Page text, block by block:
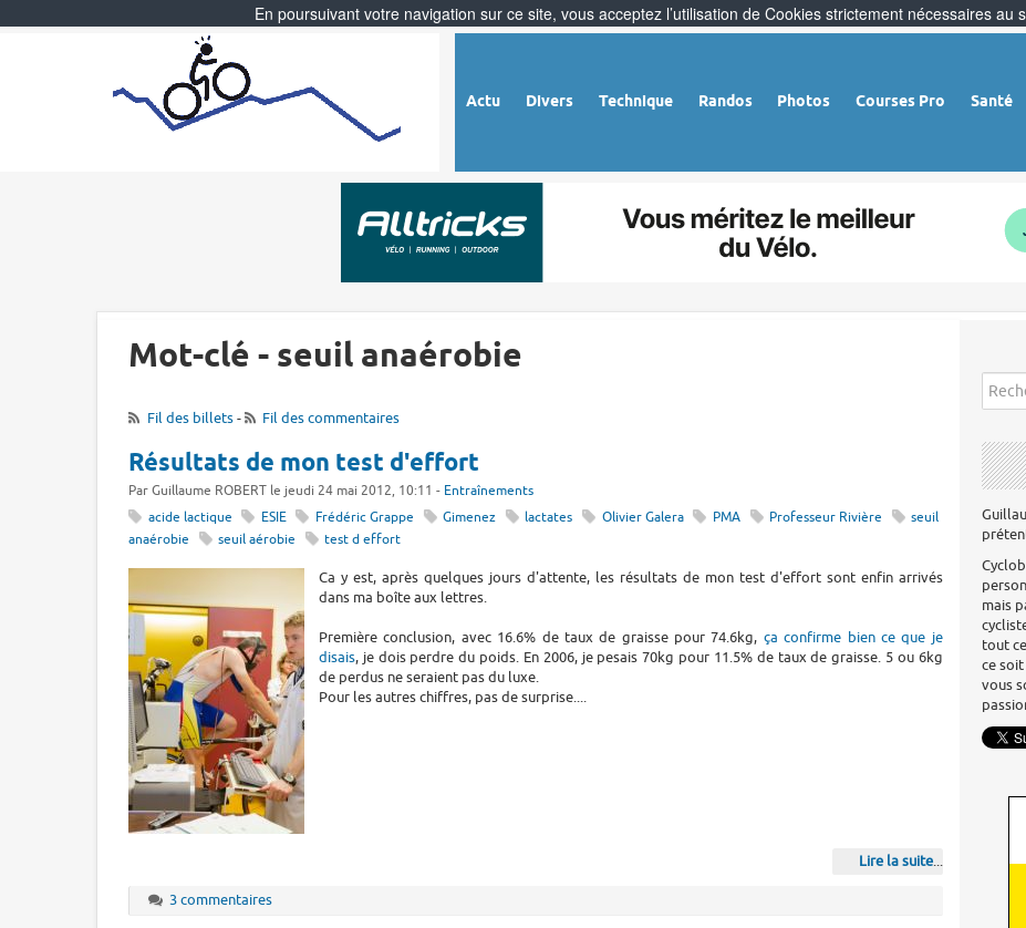
Actu Divers Technique Randos Photos Courses Pro Santé
Mot-clé - seuil anaérobie
Fil des billets- Fil des commentaires
Résultats de mon test d'effort
Par Guillaume ROBERT le jeudi 24 mai 2012, 10:11 - Entraînements
acide lactique
ESIE Frédéric Grappe Gimenez lactates Olivier Galera PMA Professeur Rivière
seuil
anaérobie
seuil aérobie test d effort
Ca y est, après quelques jours d'attente, les résultats de mon test d'effort sont enfin arrivés
dans ma boîte aux lettres.
Première conclusion, avec 16.6% de taux de graisse pour 74.6kg, ça confirme bien ce que je
disais, je dois perdre du poids. En 2006, je pesais 70kg pour 11.5% de taux de graisse. 5 ou 6kg
de perdus ne seraient pas du luxe.
Pour les autres chiffres, pas de surprise....
Lire la suite...
3 commentaires
mais
tout
ce
vous
En poursuivant votre navigation sur ce site, vous acceptez l’utilisation de Cookies strictement nécessaires au